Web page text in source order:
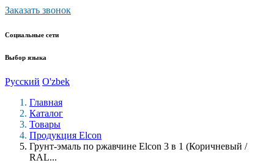
Заказать звонок
Социальные сети
Выбор языка
Русский O'zbek
Главная
Каталог
Товары
Продукция Elcon
Грунт-эмаль по ржавчине Elcon 3 в 1 (Коричневый /
RAL...